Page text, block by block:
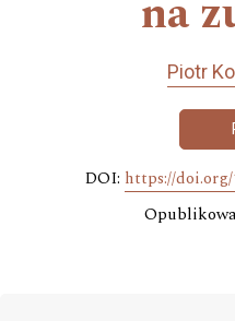
na
Piotr
DOI: https://doi.org/